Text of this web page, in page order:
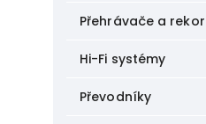
Cabasse
CARY AUDIO
Denon
Přehrávače a
Hi-Fi systémy
Převodníky